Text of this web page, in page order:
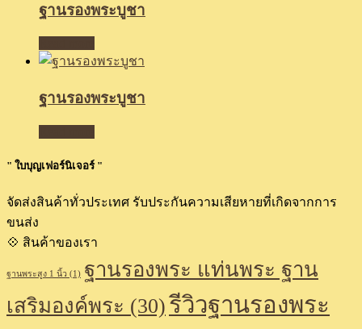
ฐานรองพระบูชา
ฐานรองพระบูชา
" ใบบุญเฟอร์นิเจอร์ "
จัดส่งสินค้าทั่วประเทศ รับประกันความเสียหายที่เกิดจากการ
ขนส่ง
💠 สินค้าของเรา
ฐานพระสูง 1 นิ้ว (1) ฐานรองพระ แท่นพระ ฐาน
เสริมองค์พระ (30)รีวิวฐานรองพระ